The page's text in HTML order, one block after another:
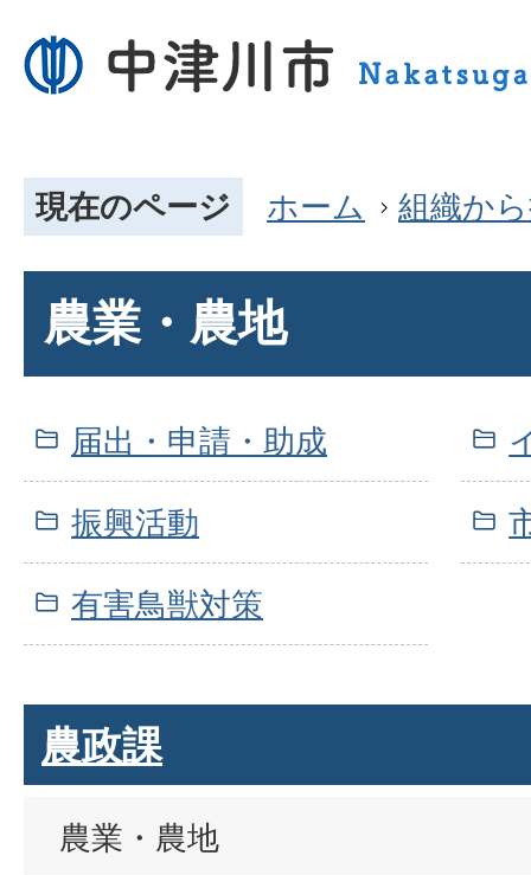
現在のページ ホーム 組織か
農業・農地
届出・申請・助成
振興活動
有害鳥獣対策
農政課
農業・農地